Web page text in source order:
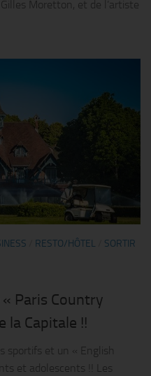
Moretton, et de l’artiste
RESTO/HÔTEL
SORTIR
Paris Country
la Capitale !!
sportifs et un « English
et adolescents !! Les